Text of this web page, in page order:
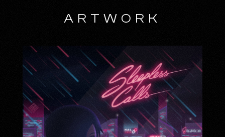
ARTWORK